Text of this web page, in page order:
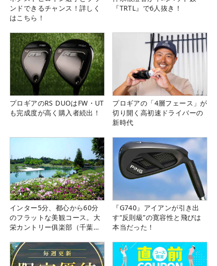
ンドできるチャンス！詳しく
はこちら！
『TRTL』で6人抜き！
プロギアのRS DUOはFW・UT
も完成度が高く購入者続出！
プロギアの「4層フェース」が
切り開く高初速ドライバーの
新時代
インター5分、都心から60分
のフラットな美観コース。大
栄カントリー俱楽部（千葉
『G740』アイアンが引き出
す“反則級”の寛容性と飛びは
本当だった！